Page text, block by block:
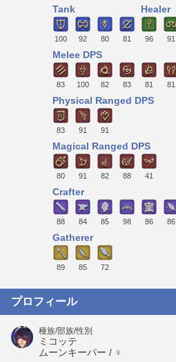
Tank
100 92 80 81
Healer
96 91
Melee DPS
83 100 82 83 81 81
Physical Ranged DPS
83 91 91
Magical Ranged DPS
80 91 82 88 41
Crafter
88 84 85 98 86 86
Gatherer
89 85 72
プロフィール
種族/部族/性別
ミコッテ
ムーンキーパー / ♀